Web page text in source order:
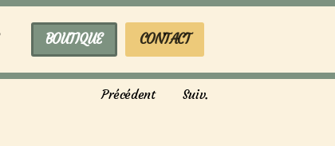
BOUTIQUE CONTACT
Précédent Suiv.